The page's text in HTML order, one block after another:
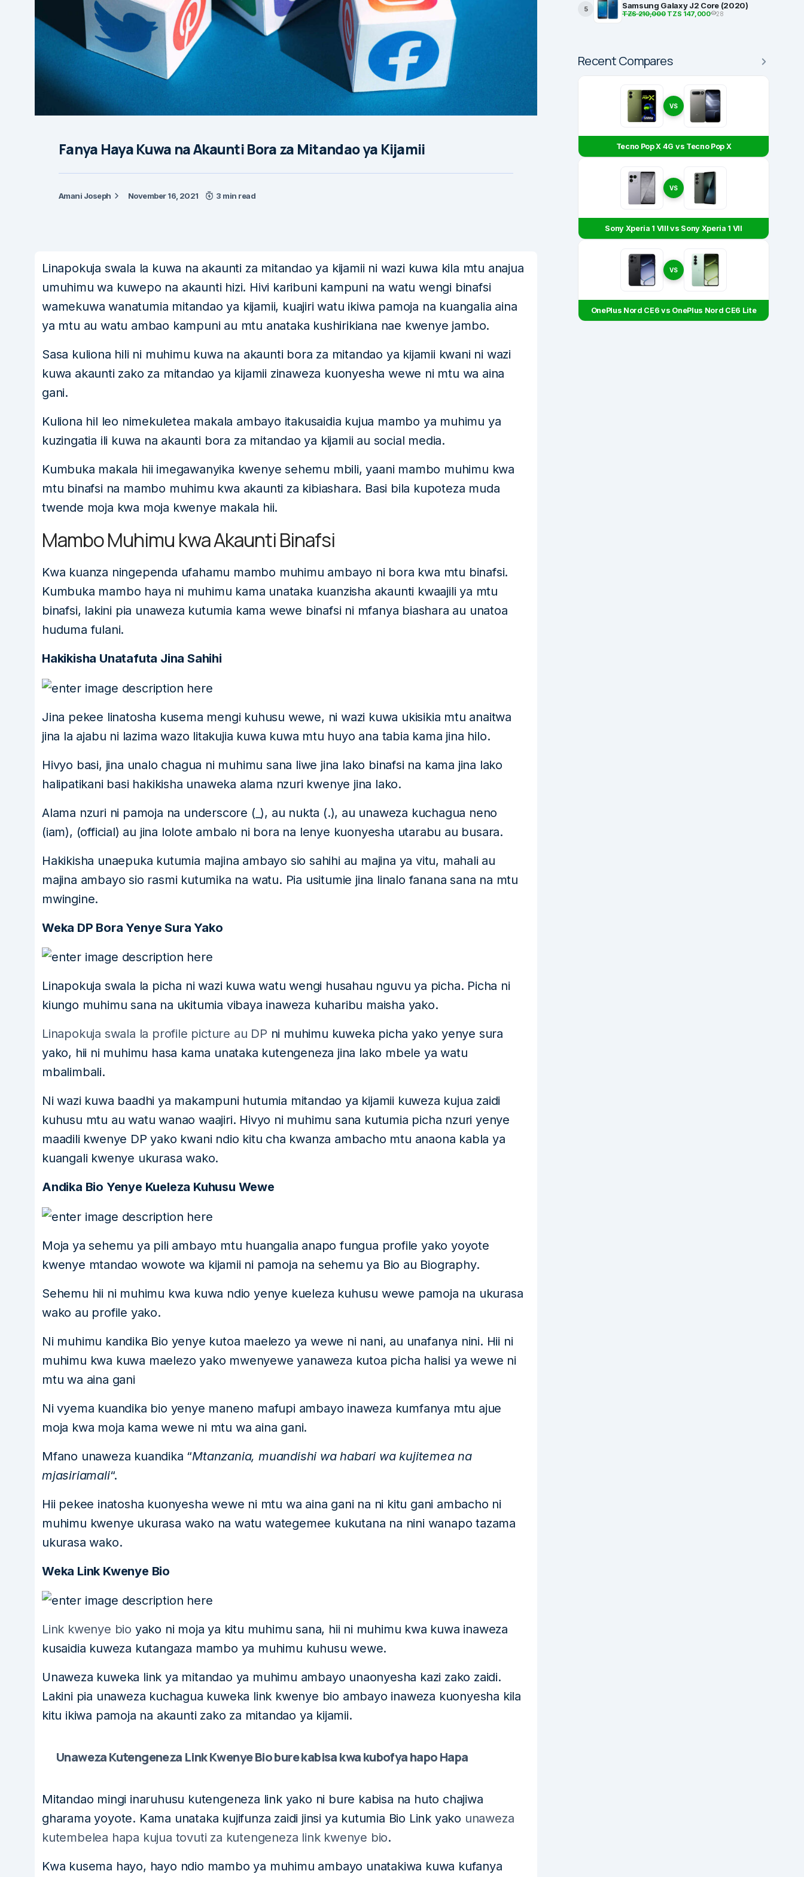
Fanya Haya Kuwa na Akaunti Bora za Mitandao ya Kijamii
Amani Joseph November 16, 2021 3 min read
Linapokuja swala la kuwa na akaunti za mitandao ya kijamii ni wazi kuwa kila mtu anajua
umuhimu wa kuwepo na akaunti hizi. Hivi karibuni kampuni na watu wengi binafsi
wamekuwa wanatumia mitandao ya kijamii, kuajiri watu ikiwa pamoja na kuangalia aina
ya mtu au watu ambao kampuni au mtu anataka kushirikiana nae kwenye jambo.
Sasa kuliona hili ni muhimu kuwa na akaunti bora za mitandao ya kijamii kwani ni wazi
kuwa akaunti zako za mitandao ya kijamii zinaweza kuonyesha wewe ni mtu wa aina
gani.
Kuliona hil leo nimekuletea makala ambayo itakusaidia kujua mambo ya muhimu ya
kuzingatia ili kuwa na akaunti bora za mitandao ya kijamii au social media.
Kumbuka makala hii imegawanyika kwenye sehemu mbili, yaani mambo muhimu kwa
mtu binafsi na mambo muhimu kwa akaunti za kibiashara. Basi bila kupoteza muda
twende moja kwa moja kwenye makala hii.
Mambo Muhimu kwa Akaunti Binafsi
Kwa kuanza ningependa ufahamu mambo muhimu ambayo ni bora kwa mtu binafsi.
Kumbuka mambo haya ni muhimu kama unataka kuanzisha akaunti kwaajili ya mtu
binafsi, lakini pia unaweza kutumia kama wewe binafsi ni mfanya biashara au unatoa
huduma fulani.
Hakikisha Unatafuta Jina Sahihi
Jina pekee linatosha kusema mengi kuhusu wewe, ni wazi kuwa ukisikia mtu anaitwa
jina la ajabu ni lazima wazo litakujia kuwa kuwa mtu huyo ana tabia kama jina hilo.
Hivyo basi, jina unalo chagua ni muhimu sana liwe jina lako binafsi na kama jina lako
halipatikani basi hakikisha unaweka alama nzuri kwenye jina lako.
Alama nzuri ni pamoja na underscore (_), au nukta (.), au unaweza kuchagua neno
(iam), (official) au jina lolote ambalo ni bora na lenye kuonyesha utarabu au busara.
Hakikisha unaepuka kutumia majina ambayo sio sahihi au majina ya vitu, mahali au
majina ambayo sio rasmi kutumika na watu. Pia usitumie jina linalo fanana sana na mtu
mwingine.
Weka DP Bora Yenye Sura Yako
Linapokuja swala la picha ni wazi kuwa watu wengi husahau nguvu ya picha. Picha ni
kiungo muhimu sana na ukitumia vibaya inaweza kuharibu maisha yako.
Linapokuja swala la profile picture au DP ni muhimu kuweka picha yako yenye sura
yako, hii ni muhimu hasa kama unataka kutengeneza jina lako mbele ya watu
mbalimbali.
Ni wazi kuwa baadhi ya makampuni hutumia mitandao ya kijamii kuweza kujua zaidi
kuhusu mtu au watu wanao waajiri. Hivyo ni muhimu sana kutumia picha nzuri yenye
maadili kwenye DP yako kwani ndio kitu cha kwanza ambacho mtu anaona kabla ya
kuangali kwenye ukurasa wako.
Andika Bio Yenye Kueleza Kuhusu Wewe
Moja ya sehemu ya pili ambayo mtu huangalia anapo fungua profile yako yoyote
kwenye mtandao wowote wa kijamii ni pamoja na sehemu ya Bio au Biography.
Sehemu hii ni muhimu kwa kuwa ndio yenye kueleza kuhusu wewe pamoja na ukurasa
wako au profile yako.
Ni muhimu kandika Bio yenye kutoa maelezo ya wewe ni nani, au unafanya nini. Hii ni
muhimu kwa kuwa maelezo yako mwenyewe yanaweza kutoa picha halisi ya wewe ni
mtu wa aina gani
Ni vyema kuandika bio yenye maneno mafupi ambayo inaweza kumfanya mtu ajue
moja kwa moja kama wewe ni mtu wa aina gani.
Mfano unaweza kuandika “Mtanzania, muandishi wa habari wa kujitemea na
mjasiriamali“.
Hii pekee inatosha kuonyesha wewe ni mtu wa aina gani na ni kitu gani ambacho ni
muhimu kwenye ukurasa wako na watu wategemee kukutana na nini wanapo tazama
ukurasa wako.
Weka Link Kwenye Bio
Link kwenye bio yako ni moja ya kitu muhimu sana, hii ni muhimu kwa kuwa inaweza
kusaidia kuweza kutangaza mambo ya muhimu kuhusu wewe.
Unaweza kuweka link ya mitandao ya muhimu ambayo unaonyesha kazi zako zaidi.
Lakini pia unaweza kuchagua kuweka link kwenye bio ambayo inaweza kuonyesha kila
kitu ikiwa pamoja na akaunti zako za mitandao ya kijamii.
Unaweza Kutengeneza Link Kwenye Bio bure kabisa kwa kubofya hapo Hapa
Mitandao mingi inaruhusu kutengeneza link yako ni bure kabisa na huto chajiwa
gharama yoyote. Kama unataka kujifunza zaidi jinsi ya kutumia Bio Link yako unaweza
kutembelea hapa kujua tovuti za kutengeneza link kwenye bio.
Kwa kusema hayo, hayo ndio mambo ya muhimu ambayo unatakiwa kuwa kufanya
5 Samsung Galaxy J2 Core (2020)
TZS 210,000TZS 147,000 28
Recent Compares
VS
Tecno Pop X 4G vs Tecno Pop X
VS
Sony Xperia 1 VIII vs Sony Xperia 1 VII
VS
OnePlus Nord CE6 vs OnePlus Nord CE6 Lite